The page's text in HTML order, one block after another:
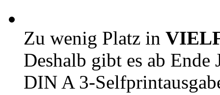
Zu wenig Platz in
Deshalb gibt es ab Ende
DIN A 3-